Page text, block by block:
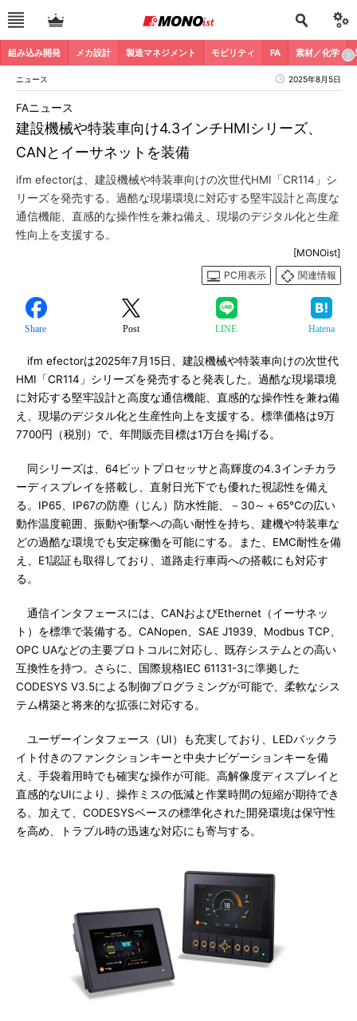
組み込み開発 メカ設計 製造マネジメント モビリティ FA 素材／化学
ニュース 2025年8月5日
建設機械や特装車向け4.3インチHMIシリーズ、
CANとイーサネットを装備
FAニュース
ifm efectorは、建設機械や特装車向けの次世代HMI「CR114」シ
リーズを発売する。過酷な現場環境に対応する堅牢設計と高度な
通信機能、直感的な操作性を兼ね備え、現場のデジタル化と生産
性向上を支援する。
[MONOist]
PC用表示
関連情報
Share Post LINE Hatena
ifm efectorは2025年7月15日、建設機械や特装車向けの次世代
HMI「CR114」シリーズを発売すると発表した。過酷な現場環境
に対応する堅牢設計と高度な通信機能、直感的な操作性を兼ね備
え、現場のデジタル化と生産性向上を支援する。標準価格は9万
7700円（税別）で、年間販売目標は1万台を掲げる。
同シリーズは、64ビットプロセッサと高輝度の4.3インチカラ
ーディスプレイを搭載し、直射日光下でも優れた視認性を備え
る。IP65、IP67の防塵（じん）防水性能、－30～＋65℃の広い
動作温度範囲、振動や衝撃への高い耐性を持ち、建機や特装車な
どの過酷な環境でも安定稼働を可能にする。また、EMC耐性を備
え、E1認証も取得しており、道路走行車両への搭載にも対応す
る。
通信インタフェースには、CANおよびEthernet（イーサネッ
ト）を標準で装備する。CANopen、SAE J1939、Modbus TCP、
OPC UAなどの主要プロトコルに対応し、既存システムとの高い
互換性を持つ。さらに、国際規格IEC 61131-3に準拠した
CODESYS V3.5による制御プログラミングが可能で、柔軟なシス
テム構築と将来的な拡張に対応する。
ユーザーインタフェース（UI）も充実しており、LEDバックラ
イト付きのファンクションキーと中央ナビゲーションキーを備
え、手袋着用時でも確実な操作が可能。高解像度ディスプレイと
直感的なUIにより、操作ミスの低減と作業時間の短縮が期待でき
る。加えて、CODESYSベースの標準化された開発環境は保守性
を高め、トラブル時の迅速な対応にも寄与する。